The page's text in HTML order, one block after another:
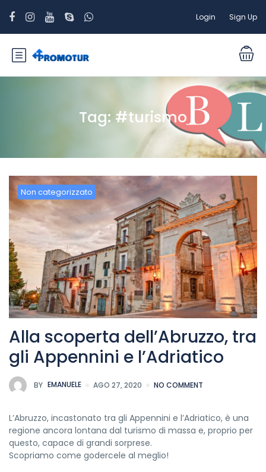
Login Sign Up
Tag: #turismo
Non categorizzato
Alla scoperta dell’Abruzzo, tra
gli Appennini e l’Adriatico
BY EMANUELE AGO 27, 2020 NO COMMENT
L’Abruzzo, incastonato tra gli Appennini e l’Adriatico, è una
regione ancora lontana dal turismo di massa e, proprio per
questo, capace di grandi sorprese.
Scopriamo come godercele al meglio!